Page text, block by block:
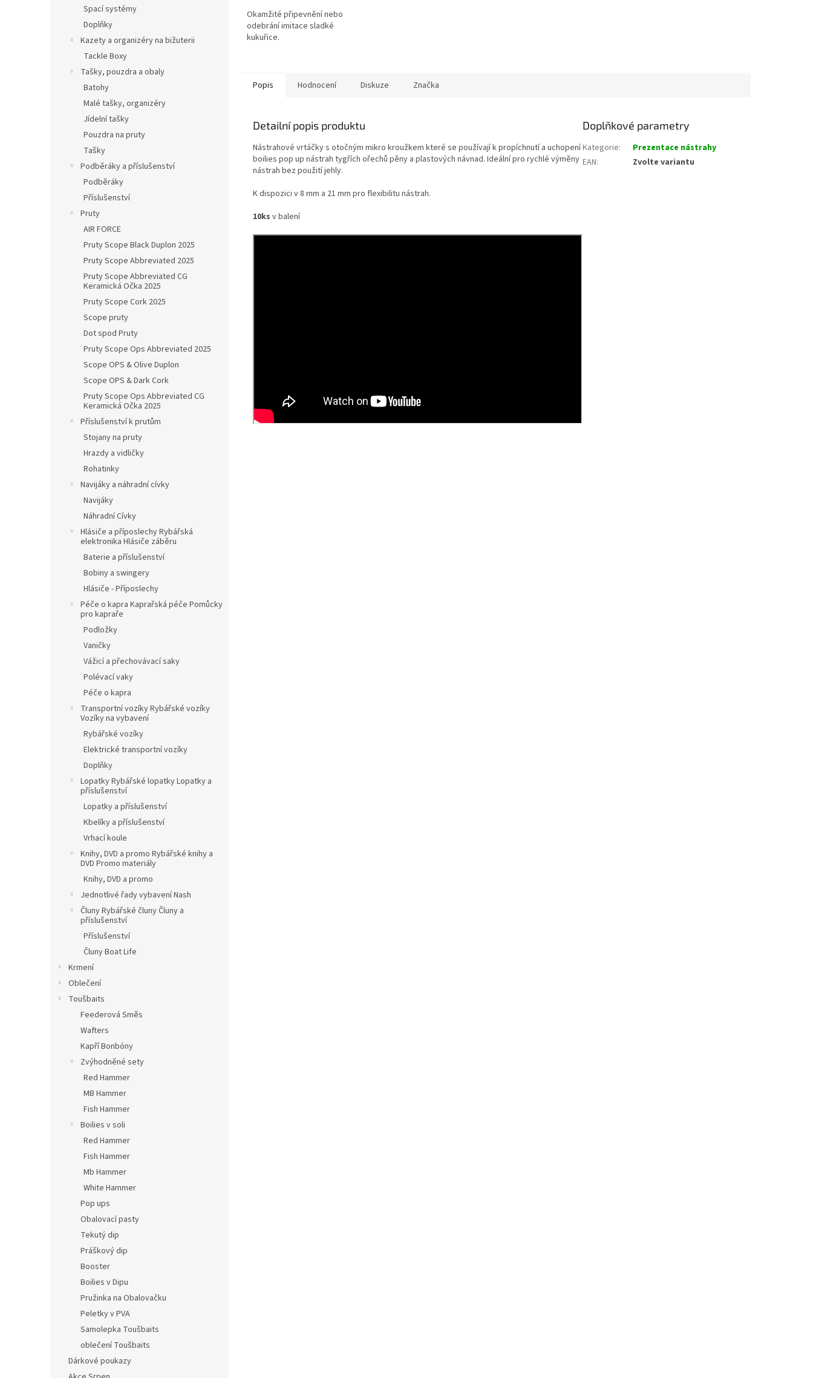
Spací systémy
Doplňky
Kazety a organizéry na bižuterii
Tackle Boxy
Tašky, pouzdra a obaly
Batohy
Malé tašky, organizéry
Jídelní tašky
Pouzdra na pruty
Tašky
Podběráky a příslušenství
Podběráky
Příslušenství
Pruty
AIR FORCE
Pruty Scope Black Duplon 2025
Pruty Scope Abbreviated 2025
Pruty Scope Abbreviated CG
Keramická Očka 2025
Pruty Scope Cork 2025
Scope pruty
Dot spod Pruty
Pruty Scope Ops Abbreviated 2025
Scope OPS & Olive Duplon
Scope OPS & Dark Cork
Pruty Scope Ops Abbreviated CG
Keramická Očka 2025
Příslušenství k prutům
Stojany na pruty
Hrazdy a vidličky
Rohatinky
Navijáky a náhradní cívky
Navijáky
Náhradní Cívky
Hlásiče a příposlechy Rybářská
elektronika Hlásiče záběru
Baterie a příslušenství
Bobiny a swingery
Hlásiče - Příposlechy
Péče o kapra Kaprařská péče Pomůcky
pro kapraře
Podložky
Vaničky
Vážicí a přechovávací saky
Polévací vaky
Péče o kapra
Transportní vozíky Rybářské vozíky
Vozíky na vybavení
Rybářské vozíky
Elektrické transportní vozíky
Doplňky
Lopatky Rybářské lopatky Lopatky a
příslušenství
Lopatky a příslušenství
Kbelíky a příslušenství
Vrhací koule
Knihy, DVD a promo Rybářské knihy a
DVD Promo materiály
Knihy, DVD a promo
Jednotlivé řady vybavení Nash
Čluny Rybářské čluny Čluny a
příslušenství
Příslušenství
Čluny Boat Life
Krmení
Oblečení
Toušbaits
Feederová Směs
Wafters
Kapří Bonbóny
Zvýhodněné sety
Red Hammer
MB Hammer
Fish Hammer
Boilies v soli
Red Hammer
Fish Hammer
Mb Hammer
White Hammer
Pop ups
Obalovací pasty
Tekutý dip
Práškový dip
Booster
Boilies v Dipu
Pružinka na Obalovačku
Peletky v PVA
Samolepka Toušbaits
oblečení Toušbaits
Dárkové poukazy
Okamžité připevnění nebo
odebrání imitace sladké
kukuřice.
Popis Hodnocení Diskuze Značka
Detailní popis produktu
Nástrahové vrtáčky s otočným mikro kroužkem které se používají k propíchnutí a uchopení
boilies pop up nástrah tygřích ořechů pěny a plastových návnad. Ideální pro rychlé výměny
nástrah bez použití jehly.
K dispozici v 8 mm a 21 mm pro flexibilitu nástrah.
10ks v balení
Doplňkové parametry
Kategorie:
Prezentace nástrahy
EAN: Zvolte variantu